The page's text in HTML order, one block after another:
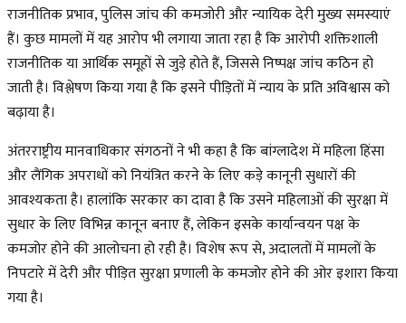
राजनीतिक प्रभाव, पुलिस जांच की कमजोरी और न्यायिक देरी मुख्य समस्याएं
हैं। कुछ मामलों में यह आरोप भी लगाया जाता रहा है कि आरोपी शक्तिशाली
राजनीतिक या आर्थिक समूहों से जुड़े होते हैं, जिससे निष्पक्ष जांच कठिन हो
जाती है। विश्लेषण किया गया है कि इसने पीड़ितों में न्याय के प्रति अविश्वास को
बढ़ाया है।
अंतरराष्ट्रीय मानवाधिकार संगठनों ने भी कहा है कि बांग्लादेश में महिला हिंसा
और लैंगिक अपराधों को नियंत्रित करने के लिए कड़े कानूनी सुधारों की
आवश्यकता है। हालांकि सरकार का दावा है कि उसने महिलाओं की सुरक्षा में
सुधार के लिए विभिन्न कानून बनाए हैं, लेकिन इसके कार्यान्वयन पक्ष के
कमजोर होने की आलोचना हो रही है। विशेष रूप से, अदालतों में मामलों के
निपटारे में देरी और पीड़ित सुरक्षा प्रणाली के कमजोर होने की ओर इशारा किया
गया है।